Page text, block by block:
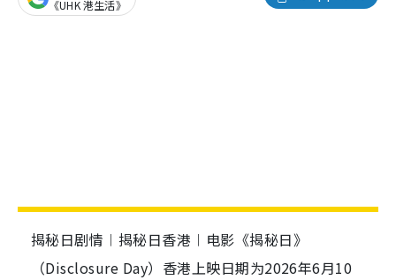
《UHK 港生活》
揭秘日剧情︱揭秘日香港︱电影《揭秘日》
（Disclosure Day）香港上映日期为2026年6月10